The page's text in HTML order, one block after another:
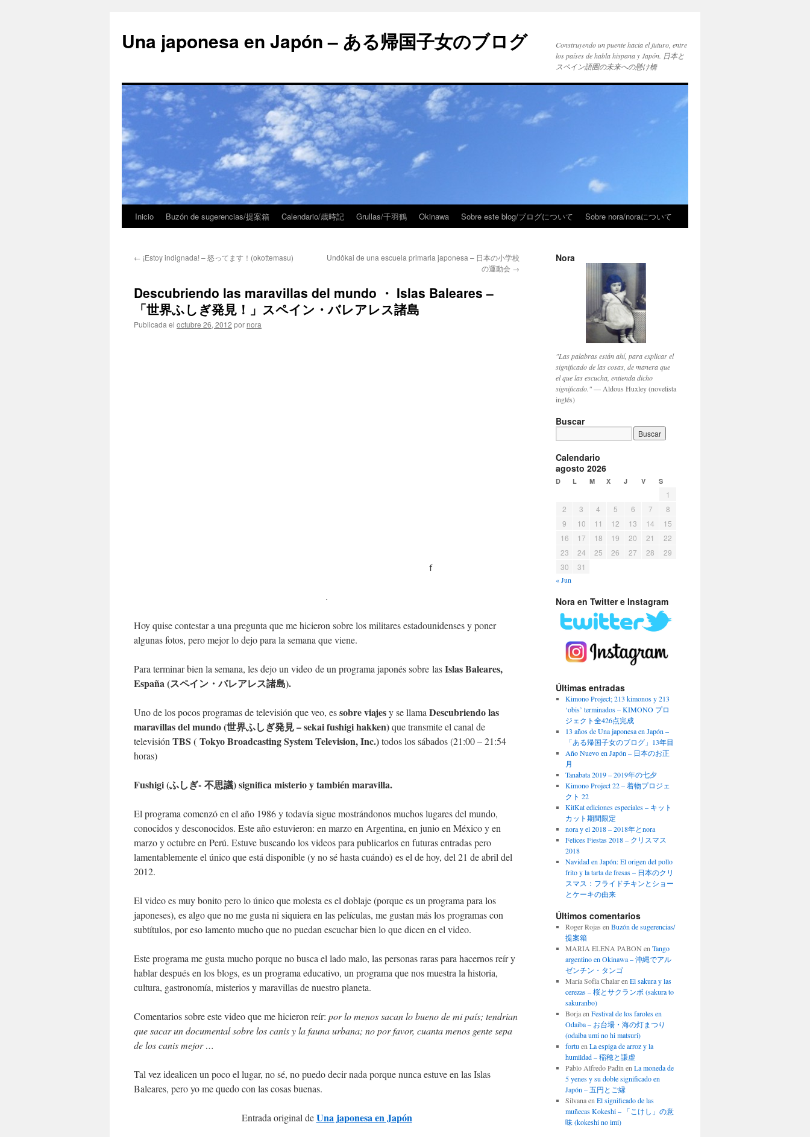
Una japonesa en Japón – ある帰国子女のブログ
Construyendo un puente hacia el futuro, entre
los países de habla hispana y Japón. 日本と
スペイン語圏の未来への懸け橋
Inicio Buzón de sugerencias/提案箱 Calendario/歳時記 Grullas/千羽鶴 Okinawa Sobre este blog/ブログについて Sobre nora/noraについて
← ¡Estoy indignada! – 怒ってます！(okottemasu)
Undôkai de una escuela primaria japonesa – 日本の小学校
の運動会 →
Descubriendo las maravillas del mundo ・ Islas Baleares –
「世界ふしぎ発見！」スペイン・バレアレス諸島
Publicada el octubre 26, 2012 por nora
ｆ
.
Hoy quise contestar a una pregunta que me hicieron sobre los militares estadounidenses y poner
algunas fotos, pero mejor lo dejo para la semana que viene.
Para terminar bien la semana, les dejo un video de un programa japonés sobre lasIslas Baleares,
España (スペイン・バレアレス諸島).
Uno de los pocos programas de televisión que veo, essobre viajesy se llama Descubriendo las
maravillas del mundo (世界ふしぎ発見 – sekai fushigi hakken)que transmite el canal de
televisión TBS ( Tokyo Broadcasting System Television, Inc.)todos los sábados (21:00 – 21:54
horas)
Fushigi (ふしぎ- 不思議) significa misterio y también maravilla.
El programa comenzó en el año 1986 y todavía sigue mostrándonos muchos lugares del mundo,
conocidos y desconocidos. Este año estuvieron: en marzo en Argentina, en junio en México y en
marzo y octubre en Perú. Estuve buscando los videos para publicarlos en futuras entradas pero
lamentablemente el único que está disponible (y no sé hasta cuándo) es el de hoy, del 21 de abril del
2012.
El video es muy bonito pero lo único que molesta es el doblaje (porque es un programa para los
japoneses), es algo que no me gusta ni siquiera en las películas, me gustan más los programas con
subtítulos, por eso lamento mucho que no puedan escuchar bien lo que dicen en el video.
Este programa me gusta mucho porque no busca el lado malo, las personas raras para hacernos reír y
hablar después en los blogs, es un programa educativo, un programa que nos muestra la historia,
cultura, gastronomía, misterios y maravillas de nuestro planeta.
Comentarios sobre este video que me hicieron reír: por lo menos sacan lo bueno de mi país; tendrian
que sacar un documental sobre los canis y la fauna urbana; no por favor, cuanta menos gente sepa
de los canis mejor …
Tal vez idealicen un poco el lugar, no sé, no puedo decir nada porque nunca estuve en las Islas
Baleares, pero yo me quedo con las cosas buenas.
Entrada original deUna japonesa en Japón
Nora
"Las palabras están ahí, para explicar el
significado de las cosas, de manera que
el que las escucha, entienda dicho
significado."— Aldous Huxley (novelista
inglés)
Buscar
Calendario
agosto 2026
D L M X J V S
1
2
3 4 5 6 7
8
9
10 11 12 13 14
15
16
17 18 19 20 21
22
23
24 25 26 27 28
29
30
31
« Jun
Nora en Twitter e Instagram
Últimas entradas
Kimono Project; 213 kimonos y 213
‘obis’ terminados – KIMONO プロ
ジェクト全426点完成
13 años de Una japonesa en Japón –
「ある帰国子女のブログ」13年目
Año Nuevo en Japón – 日本のお正
月
Tanabata 2019 – 2019年の七夕
Kimono Project 22 – 着物プロジェ
クト 22
KitKat ediciones especiales – キット
カット期間限定
nora y el 2018 – 2018年とnora
Felices Fiestas 2018 – クリスマス
2018
Navidad en Japón: El origen del pollo
frito y la tarta de fresas – 日本のクリ
スマス：フライドチキンとショー
とケーキの由来
Últimos comentarios
Roger Rojas en Buzón de sugerencias/
提案箱
MARIA ELENA PABON en Tango
argentino en Okinawa – 沖縄でアル
ゼンチン・タンゴ
María Sofía Chalaren El sakura y las
cerezas – 桜とサクランボ (sakura to
sakuranbo)
Borjaen Festival de los faroles en
Odaiba – お台場・海の灯まつり
(odaiba umi no hi matsuri)
fortu en La espiga de arroz y la
humildad – 稲穂と謙虚
Pablo Alfredo Padín en La moneda de
5 yenes y su doble significado en
Japón – 五円とご縁
Silvanaen El significado de las
muñecas Kokeshi – 「こけし」の意
味 (kokeshi no imi)